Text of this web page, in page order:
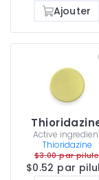
Ajouter
Active
Thioridazine
$3.00 par pilule
$0.52 par